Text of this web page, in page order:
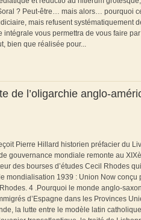
? Peut-être… mais alors… pourquoi
mais refusent systématiquement
intégrale vous permettra de vous faire
bien que réalisée pour...
de l’oligarchie anglo-
Pierre Hillard historien préfacier du
gouvernance mondiale remonte au
des bourses d’études Cecil Rhodes
mondialisation 1939 : Union Now
4 .Pourquoi le monde anglo-
d’Espagne dans les Provinces
la lutte entre le modèle latin